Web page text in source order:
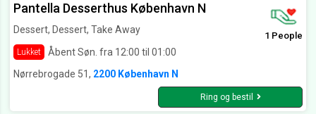
Pantella Desserthus København N
Dessert, Dessert, Take Away
Lukket Åbent Søn. fra 12:00 til 01:00
1 People
Nørrebrogade 51, 2200 København N
Ring og bestil